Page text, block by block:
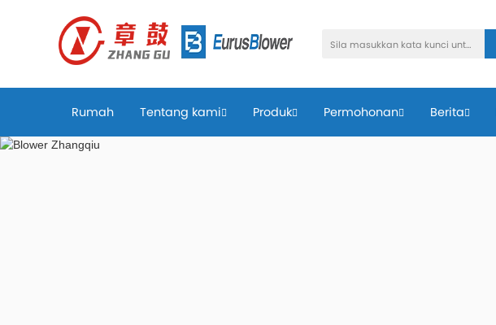
Rumah Tentang kami Produk Permohonan Berita